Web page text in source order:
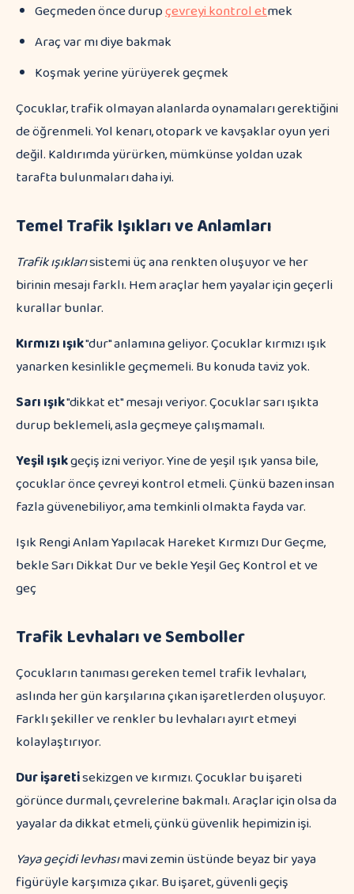
Geçmeden önce durupçevreyi kontrol etmek
Araç var mı diye bakmak
Koşmak yerine yürüyerek geçmek
Çocuklar, trafik olmayan alanlarda oynamaları gerektiğini
de öğrenmeli. Yol kenarı, otopark ve kavşaklar oyun yeri
değil. Kaldırımda yürürken, mümkünse yoldan uzak
tarafta bulunmaları daha iyi.
Temel Trafik Işıkları ve Anlamları
Trafik ışıklarısistemi üç ana renkten oluşuyor ve her
birinin mesajı farklı. Hem araçlar hem yayalar için geçerli
kurallar bunlar.
Kırmızı ışık"dur" anlamına geliyor. Çocuklar kırmızı ışık
yanarken kesinlikle geçmemeli. Bu konuda taviz yok.
Sarı ışık"dikkat et" mesajı veriyor. Çocuklar sarı ışıkta
durup beklemeli, asla geçmeye çalışmamalı.
Yeşil ışıkgeçiş izni veriyor. Yine de yeşil ışık yansa bile,
çocuklar önce çevreyi kontrol etmeli. Çünkü bazen insan
fazla güvenebiliyor, ama temkinli olmakta fayda var.
Işık Rengi Anlam Yapılacak Hareket Kırmızı Dur Geçme,
bekle Sarı Dikkat Dur ve bekle Yeşil Geç Kontrol et ve
geç
Trafik Levhaları ve Semboller
Çocukların tanıması gereken temel trafik levhaları,
aslında her gün karşılarına çıkan işaretlerden oluşuyor.
Farklı şekiller ve renkler bu levhaları ayırt etmeyi
kolaylaştırıyor.
Dur işaretisekizgen ve kırmızı. Çocuklar bu işareti
görünce durmalı, çevrelerine bakmalı. Araçlar için olsa da
yayalar da dikkat etmeli, çünkü güvenlik hepimizin işi.
Yaya geçidi levhasımavi zemin üstünde beyaz bir yaya
figürüyle karşımıza çıkar. Bu işaret, güvenli geçiş